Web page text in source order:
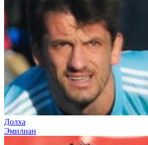
Долха
Эмилиан